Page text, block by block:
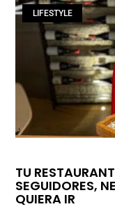
LIFESTYLE
TU
SEGUIDORES,
QUIERA IR